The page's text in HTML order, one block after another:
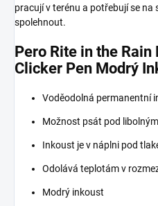
pracují v terénu a potřebují se
spolehnout.
Pero Rite in the
Clicker Pen Modrý
Voděodolná permanentní
Možnost psát pod
Inkoust je v náplni pod
Odolává teplotám v
Modrý inkoust